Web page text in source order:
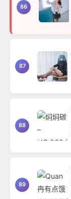
86
87
88
89